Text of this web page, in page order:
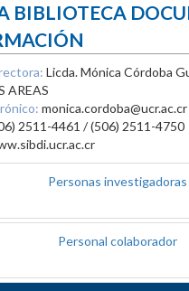
BIBLIOTECA
Licda. Mónica Córdoba
AREAS
monica.cordoba@ucr.ac.cr
2511-4461 / (506) 2511-4750
Personas investigadoras
Personal colaborador